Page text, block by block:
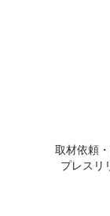
取材依頼
プレスリ